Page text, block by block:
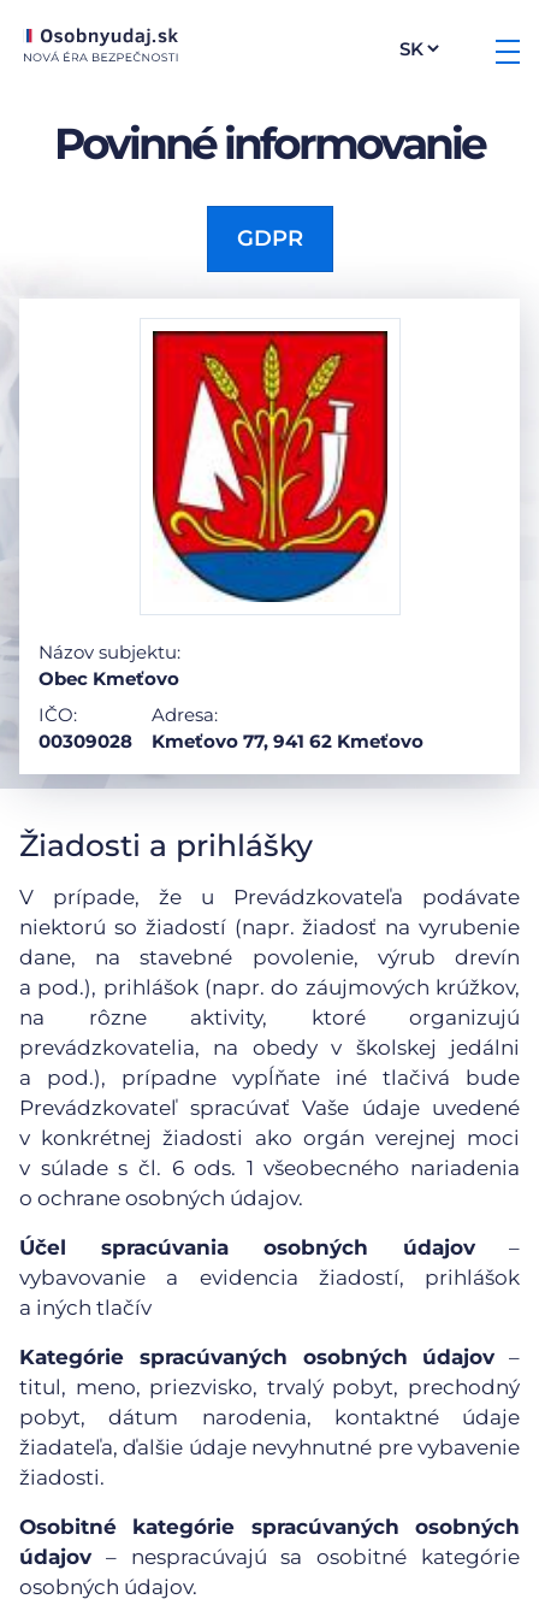
Povinné informovanie
GDPR
Názov subjektu:
Obec Kmeťovo
IČO:
00309028
Adresa:
Kmeťovo 77, 941 62 Kmeťovo
Žiadosti a prihlášky
V prípade, že u Prevádzkovateľa podávate
niektorú so žiadostí (napr. žiadosť na vyrubenie
dane, na stavebné povolenie, výrub drevín
a pod.), prihlášok (napr. do záujmových krúžkov,
na rôzne aktivity, ktoré organizujú
prevádzkovatelia, na obedy v školskej jedálni
a pod.), prípadne vypĺňate iné tlačivá bude
Prevádzkovateľ spracúvať Vaše údaje uvedené
v konkrétnej žiadosti ako orgán verejnej moci
v súlade s čl. 6 ods. 1 všeobecného nariadenia
o ochrane osobných údajov.
Účel spracúvania osobných údajov –
vybavovanie a evidencia žiadostí, prihlášok
a iných tlačív
Kategórie spracúvaných osobných údajov –
titul, meno, priezvisko, trvalý pobyt, prechodný
pobyt, dátum narodenia, kontaktné údaje
žiadateľa, ďalšie údaje nevyhnutné pre vybavenie
žiadosti.
Osobitné kategórie spracúvaných osobných
údajov – nespracúvajú sa osobitné kategórie
osobných údajov.